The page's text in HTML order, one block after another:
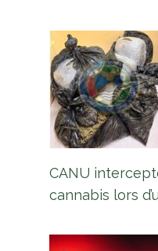
CANU
cannabis lors